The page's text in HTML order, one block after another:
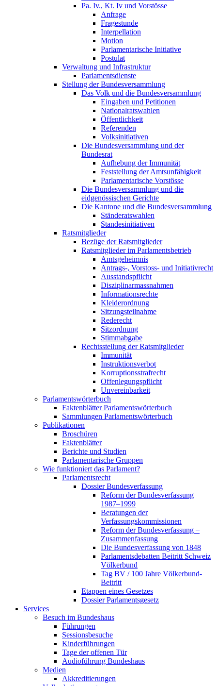
Pa. Iv., Kt. Iv und Vorstösse
Anfrage
Fragestunde
Interpellation
Motion
Parlamentarische Initiative
Postulat
Verwaltung und Infrastruktur
Parlamentsdienste
Stellung der Bundesversammlung
Das Volk und die Bundesversammlung
Eingaben und Petitionen
Nationalratswahlen
Öffentlichkeit
Referenden
Volksinitiativen
Die Bundesversammlung und der
Bundesrat
Aufhebung der Immunität
Feststellung der Amtsunfähigkeit
Parlamentarische Vorstösse
Die Bundesversammlung und die
eidgenössischen Gerichte
Die Kantone und die Bundesversammlung
Ständeratswahlen
Standesinitiativen
Ratsmitglieder
Bezüge der Ratsmitglieder
Ratsmitglieder im Parlamentsbetrieb
Amtsgeheimnis
Antrags-, Vorstoss- und Initiativrecht
Ausstandspflicht
Disziplinarmassnahmen
Informationsrechte
Kleiderordnung
Sitzungsteilnahme
Rederecht
Sitzordnung
Stimmabgabe
Rechtsstellung der Ratsmitglieder
Immunität
Instruktionsverbot
Korruptionsstrafrecht
Offenlegungspflicht
Unvereinbarkeit
Parlamentswörterbuch
Faktenblätter Parlamentswörterbuch
Sammlungen Parlamentswörterbuch
Publikationen
Broschüren
Faktenblätter
Berichte und Studien
Parlamentarische Gruppen
Wie funktioniert das Parlament?
Parlamentsrecht
Dossier Bundesverfassung
Reform der Bundesverfassung
1987–1999
Beratungen der
Verfassungskommissionen
Reform der Bundesverfassung –
Zusammenfassung
Die Bundesverfassung von 1848
Parlamentsdebatten Beitritt Schweiz
Völkerbund
Tag BV / 100 Jahre Völkerbund-
Beitritt
Etappen eines Gesetzes
Dossier Parlamentsgesetz
Services
Besuch im Bundeshaus
Führungen
Sessionsbesuche
Kinderführungen
Tage der offenen Tür
Audioführung Bundeshaus
Medien
Akkreditierungen